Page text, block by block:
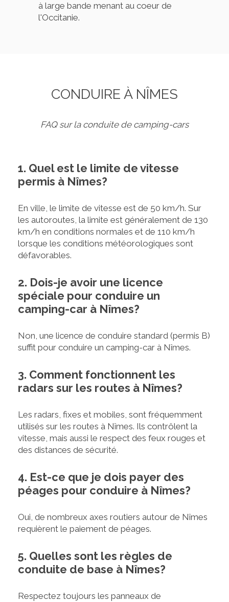
à large bande menant au coeur de
l'Occitanie.
CONDUIRE À NÎMES
FAQ sur la conduite de camping-cars
1. Quel est le limite de vitesse
permis à Nîmes?
En ville, le limite de vitesse est de 50 km/h. Sur
les autoroutes, la limite est généralement de 130
km/h en conditions normales et de 110 km/h
lorsque les conditions météorologiques sont
défavorables.
2. Dois-je avoir une licence
spéciale pour conduire un
camping-car à Nîmes?
Non, une licence de conduire standard (permis B)
suffit pour conduire un camping-car à Nîmes.
3. Comment fonctionnent les
radars sur les routes à Nîmes?
Les radars, fixes et mobiles, sont fréquemment
utilisés sur les routes à Nîmes. Ils contrôlent la
vitesse, mais aussi le respect des feux rouges et
des distances de sécurité.
4. Est-ce que je dois payer des
péages pour conduire à Nîmes?
Oui, de nombreux axes routiers autour de Nîmes
requièrent le paiement de péages.
5. Quelles sont les règles de
conduite de base à Nîmes?
Respectez toujours les panneaux de